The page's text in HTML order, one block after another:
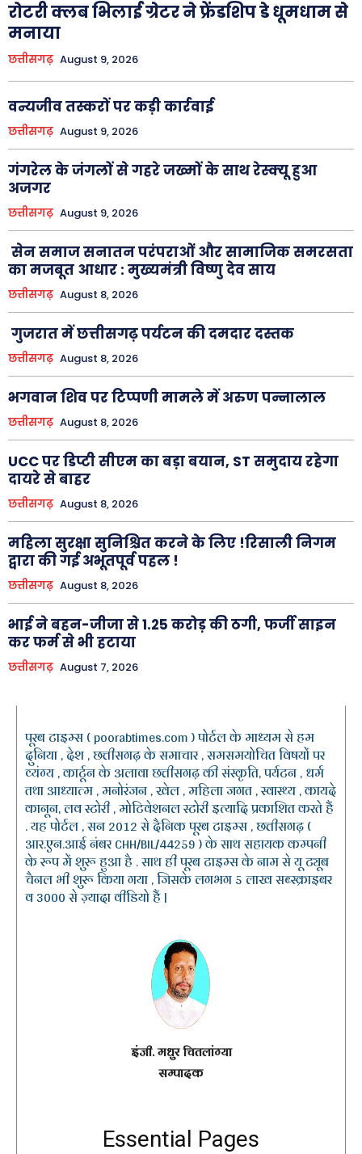
रोटरी क्लब भिलाई ग्रेटर ने फ्रेंडशिप डे धूमधाम से
मनाया
छत्तीसगढ़ August 9, 2026
वन्यजीव तस्करों पर कड़ी कार्रवाई
छत्तीसगढ़ August 9, 2026
गंगरेल के जंगलों से गहरे जख्मों के साथ रेस्क्यू हुआ
अजगर
छत्तीसगढ़ August 9, 2026
सेन समाज सनातन परंपराओं और सामाजिक समरसता
का मजबूत आधार : मुख्यमंत्री विष्णु देव साय
छत्तीसगढ़ August 8, 2026
गुजरात में छत्तीसगढ़ पर्यटन की दमदार दस्तक
छत्तीसगढ़ August 8, 2026
भगवान शिव पर टिप्पणी मामले में अरुण पन्नालाल
छत्तीसगढ़ August 8, 2026
UCC पर डिप्टी सीएम का बड़ा बयान, ST समुदाय रहेगा
दायरे से बाहर
छत्तीसगढ़ August 8, 2026
महिला सुरक्षा सुनिश्चित करने के लिए !रिसाली निगम
द्वारा की गई अभूतपूर्व पहल !
छत्तीसगढ़ August 8, 2026
भाई ने बहन-जीजा से 1.25 करोड़ की ठगी, फर्जी साइन
कर फर्म से भी हटाया
छत्तीसगढ़ August 7, 2026
पूरब टाइम्स ( poorabtimes.com ) पोर्टल के माध्यम से हम
दुनिया , देश , छत्तीसगढ़ के समाचार , समसमयोचित विषयों पर
व्यंग्य , कार्टून के अलावा छत्तीसगढ़ की संस्कृति, पर्यटन , धर्म
तथा आध्यात्म , मनोरंजन , खेल , महिला जगत , स्वास्थ्य , कायदे
कानून, लव स्टोरी , मोटिवेशनल स्टोरी इत्यादि प्रकाशित करते हैं
. यह पोर्टल , सन 2012 से दैनिक पूरब टाइम्स , छत्तीसगढ़ (
आर.एन.आई नंबर CHH/BIL/44259 ) के साथ सहायक कम्पनी
के रूप में शुरू हुआ है . साथ ही पूरब टाइम्स के नाम से यू ट्यूब
चैनल भी शुरू किया गया , जिसके लगभग 5 लाख सब्स्क्राइबर
व 3000 से ज़्यादा वीडियो हैं |
इंजी. मधुर चितलांग्या
सम्पादक
Essential Pages